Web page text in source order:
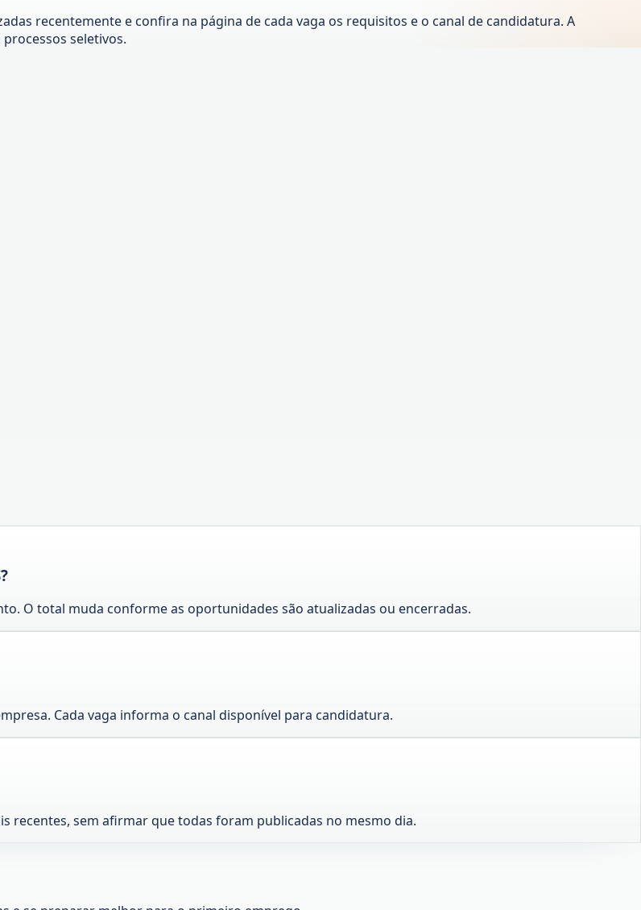
recentemente e confira na página de cada vaga os requisitos e o canal de candidatura. A
seletivos.
O total muda conforme as oportunidades são atualizadas ou encerradas.
Cada vaga informa o canal disponível para candidatura.
recentes, sem afirmar que todas foram publicadas no mesmo dia.